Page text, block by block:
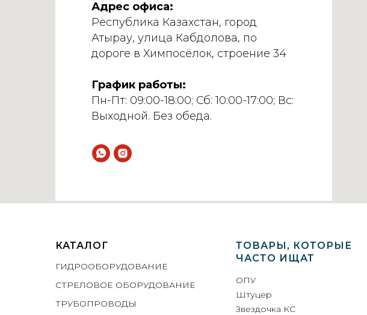
Адрес офиса:
Республика Казахстан, город
Атырау, улица Кабдолова, по
дороге в Химпосёлок, строение 34
График работы:
Пн-Пт: 09:00-18:00; Сб: 10:00-17:00; Вс:
Выходной. Без обеда.
КАТАЛОГ
ГИДРООБОРУДОВАНИЕ
СТРЕЛОВОЕ ОБОРУДОВАНИЕ
ТРУБОПРОВОДЫ
ТОВАРЫ, КОТОРЫЕ
ЧАСТО ИЩАТ
ОПУ
Штуцер
Звездочка КС